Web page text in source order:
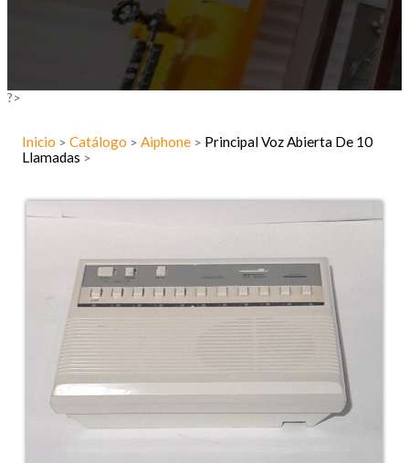
?>
Inicio > Catálogo > Aiphone > Principal Voz Abierta De 10
Llamadas >